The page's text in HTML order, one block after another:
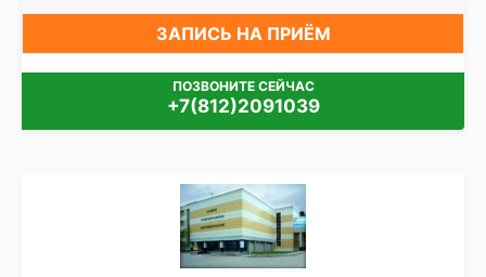
ЗАПИСЬ НА ПРИЁМ
ПОЗВОНИТЕ СЕЙЧАС
+7(812)2091039